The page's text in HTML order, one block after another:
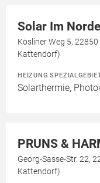
Solar Im
Kösliner Weg 5,
Kattendorf)
HEIZUNG
Solarthermie,
PRUNS &
Georg-Sasse-Str. 22,
Kattendorf)